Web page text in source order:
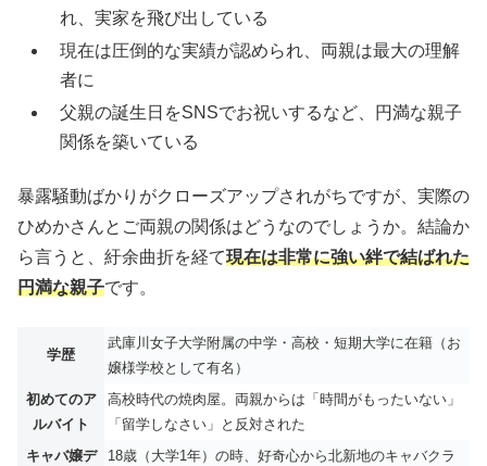
れ、実家を飛び出している
現在は圧倒的な実績が認められ、両親は最大の理解
者に
父親の誕生日をSNSでお祝いするなど、円満な親子
関係を築いている
暴露騒動ばかりがクローズアップされがちですが、実際の
ひめかさんとご両親の関係はどうなのでしょうか。結論か
ら言うと、紆余曲折を経て現在は非常に強い絆で結ばれた
円満な親子です。
学歴
武庫川女子大学附属の中学・高校・短期大学に在籍（お
嬢様学校として有名）
初めてのア
ルバイト
高校時代の焼肉屋。両親からは「時間がもったいない」
「留学しなさい」と反対された
キャバ嬢デ
18歳（大学1年）の時、好奇心から北新地のキャバクラ